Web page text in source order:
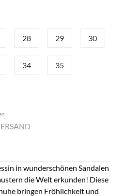
28 29 30
34 35
in wunderschönen Sandalen
die Welt erkunden! Diese
bringen Fröhlichkeit und